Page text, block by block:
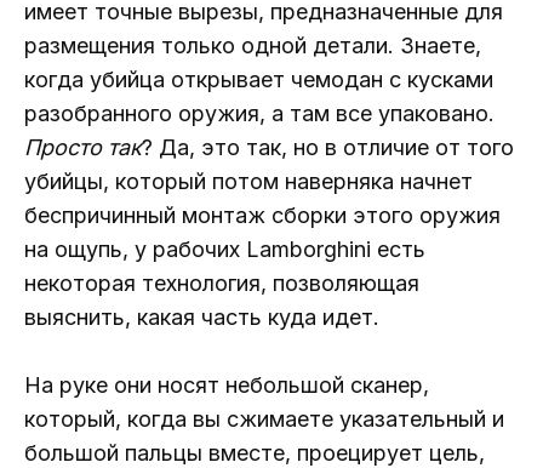
имеет точные вырезы, предназначенные для
размещения только одной детали. Знаете,
когда убийца открывает чемодан с кусками
разобранного оружия, а там все упаковано.
Просто так? Да, это так, но в отличие от того
убийцы, который потом наверняка начнет
беспричинный монтаж сборки этого оружия
на ощупь, у рабочих Lamborghini есть
некоторая технология, позволяющая
выяснить, какая часть куда идет.
На руке они носят небольшой сканер,
который, когда вы сжимаете указательный и
большой пальцы вместе, проецирует цель,